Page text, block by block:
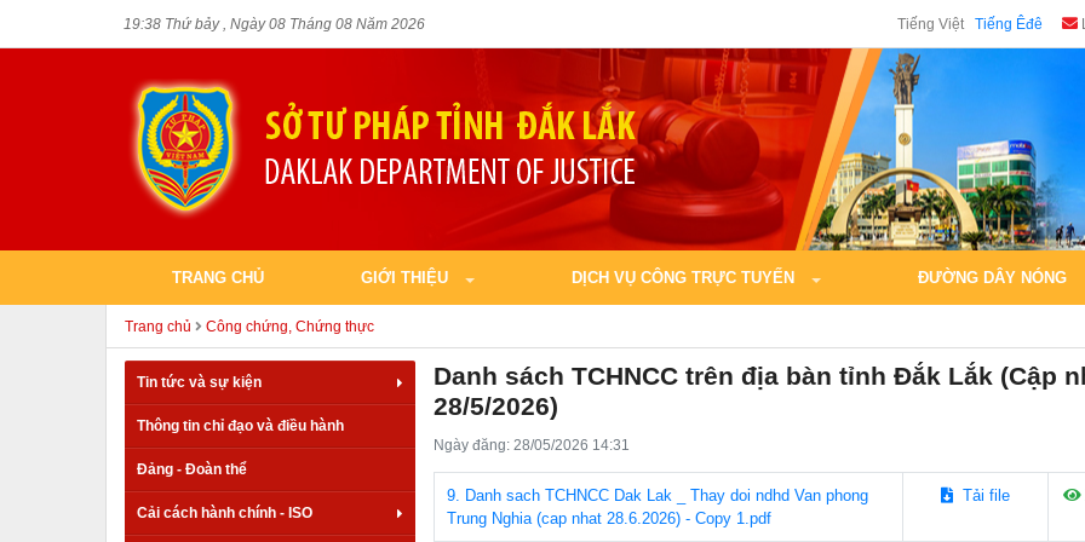
19:38 Thứ bảy , Ngày 08 Tháng 08 Năm 2026 Tiếng Việt Tiếng Êđê
TRANG CHỦ GIỚI THIỆU DỊCH VỤ CÔNG TRỰC TUYẾN ĐƯỜNG DÂY NÓNG
Trang chủ Công chứng, Chứng thực
Tin tức và sự kiện
Thông tin chỉ đạo và điều hành
Đảng - Đoàn thể
Cải cách hành chính - ISO
Danh sách TCHNCC trên địa bàn tỉnh Đắk Lắk (Cập
28/5/2026)
Ngày đăng: 28/05/2026 14:31
9. Danh sach TCHNCC Dak Lak _ Thay doi ndhd Van phong
Trung Nghia (cap nhat 28.6.2026) - Copy 1.pdf
Tải file